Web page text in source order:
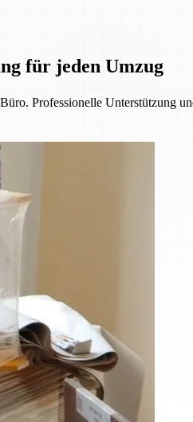
für jeden Umzug
Professionelle Unterstützung